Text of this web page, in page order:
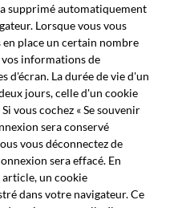
supprimé automatiquement
Lorsque vous vous
place un certain nombre
informations de
d'écran. La durée de vie d'un
jours, celle d'un cookie
vous cochez « Se souvenir
sera conservé
vous déconnectez de
sera effacé. En
un cookie
dans votre navigateur. Ce